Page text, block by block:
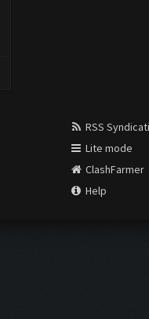
RSS
Lite mode
ClashFarmer
Help